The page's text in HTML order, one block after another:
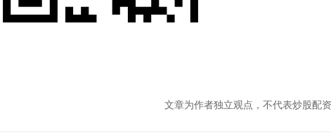
文章为作者独立观点，不代表炒股配